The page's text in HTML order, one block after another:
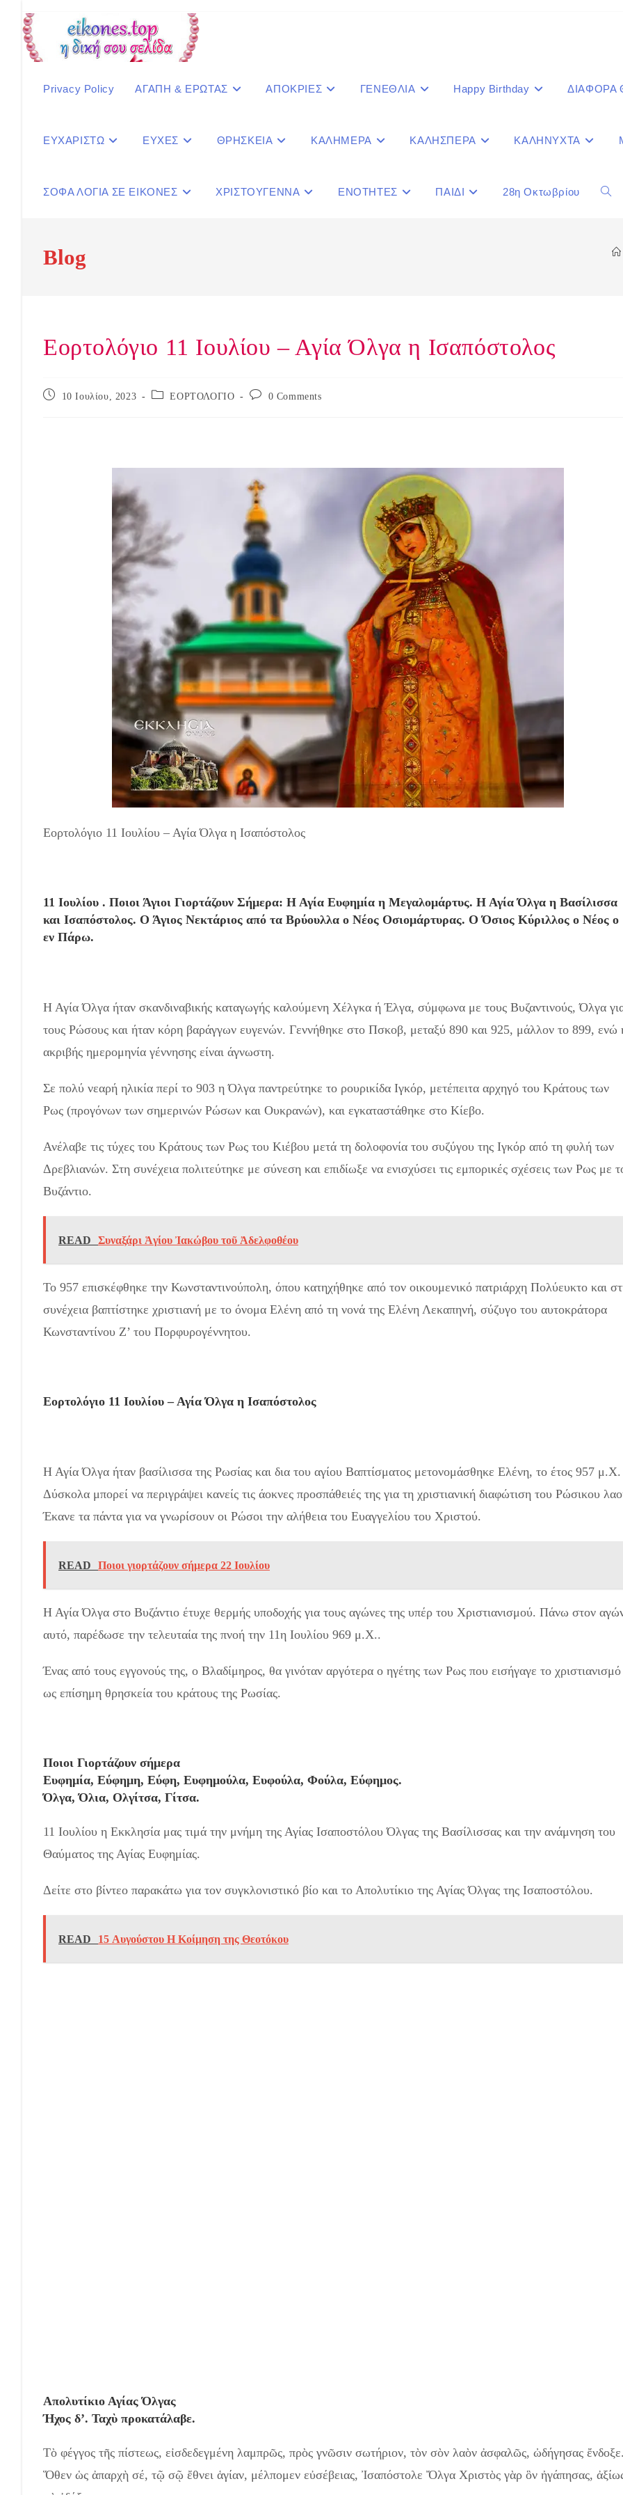
content
Privacy Policy ΑΓΑΠΗ & ΕΡΩΤΑΣ ΑΠΟΚΡΙΕΣ ΓΕΝΕΘΛΙΑ Happy Birthday ΔΙΑΦΟΡΑ
ΕΥΧΑΡΙΣΤΩ ΕΥΧΕΣ ΘΡΗΣΚΕΙΑ ΚΑΛΗΜΕΡΑ ΚΑΛΗΣΠΕΡΑ ΚΑΛΗΝΥΧΤΑ
ΣΟΦΑ ΛΟΓΙΑ ΣΕ ΕΙΚΟΝΕΣ ΧΡΙΣΤΟΥΓΕΝΝΑ ΕΝΟΤΗΤΕΣ ΠΑΙΔΙ 28η Οκτωβρίου
Blog
Εορτολόγιο 11 Ιουλίου – Αγία Όλγα η Ισαπόστολος
Post
10 Ιουλίου, 2023
Post ΕΟΡΤΟΛΟΓΙΟ
Post
0 Comments
Εορτολόγιο 11 Ιουλίου – Αγία Όλγα η Ισαπόστολος
11 Ιουλίου . Ποιοι Άγιοι Γιορτάζουν Σήμερα: Η Αγία Ευφημία η Μεγαλομάρτυς. Η Αγία Όλγα η Βασίλισσα
και Ισαπόστολος. Ο Άγιος Νεκτάριος από τα Βρύουλλα ο Νέος Οσιομάρτυρας. Ο Όσιος Κύριλλος ο Νέος ο
εν Πάρω.
Η Αγία Όλγα ήταν σκανδιναβικής καταγωγής καλούμενη Χέλγκα ή Έλγα, σύμφωνα με τους Βυζαντινούς, Όλγα
τους Ρώσους και ήταν κόρη βαράγγων ευγενών. Γεννήθηκε στο Πσκοβ, μεταξύ 890 και 925, μάλλον το 899, ενώ
ακριβής ημερομηνία γέννησης είναι άγνωστη.
Σε πολύ νεαρή ηλικία περί το 903 η Όλγα παντρεύτηκε το ρουρικίδα Ιγκόρ, μετέπειτα αρχηγό του Κράτους των
Ρως (προγόνων των σημερινών Ρώσων και Ουκρανών), και εγκαταστάθηκε στο Κίεβο.
Ανέλαβε τις τύχες του Κράτους των Ρως του Κιέβου μετά τη δολοφονία του συζύγου της Ιγκόρ από τη φυλή των
Δρεβλιανών. Στη συνέχεια πολιτεύτηκε με σύνεση και επιδίωξε να ενισχύσει τις εμπορικές σχέσεις των Ρως με
Βυζάντιο.
READ Συναξάρι Ἁγίου Ἰακώβου τοῦ Ἀδελφοθέου
Το 957 επισκέφθηκε την Κωνσταντινούπολη, όπου κατηχήθηκε από τον οικουμενικό πατριάρχη Πολύευκτο και
συνέχεια βαπτίστηκε χριστιανή με το όνομα Ελένη από τη νονά της Ελένη Λεκαπηνή, σύζυγο του αυτοκράτορα
Κωνσταντίνου Ζ’ του Πορφυρογέννητου.
Εορτολόγιο 11 Ιουλίου – Αγία Όλγα η Ισαπόστολος
Η Αγία Όλγα ήταν βασίλισσα της Ρωσίας και δια του αγίου Βαπτίσματος μετονομάσθηκε Ελένη, το έτος 957 μ.Χ.
Δύσκολα μπορεί να περιγράψει κανείς τις άοκνες προσπάθειές της για τη χριστιανική διαφώτιση του Ρώσικου
Έκανε τα πάντα για να γνωρίσουν οι Ρώσοι την αλήθεια του Ευαγγελίου του Χριστού.
READ Ποιοι γιορτάζουν σήμερα 22 Ιουλίου
Η Αγία Όλγα στο Βυζάντιο έτυχε θερμής υποδοχής για τους αγώνες της υπέρ του Χριστιανισμού. Πάνω στον
αυτό, παρέδωσε την τελευταία της πνοή την 11η Ιουλίου 969 μ.Χ..
Ένας από τους εγγονούς της, ο Βλαδίμηρος, θα γινόταν αργότερα ο ηγέτης των Ρως που εισήγαγε το χριστιανισμό
ως επίσημη θρησκεία του κράτους της Ρωσίας.
Ποιοι Γιορτάζουν σήμερα
Ευφημία, Εύφημη, Εύφη, Ευφημούλα, Ευφούλα, Φούλα, Εύφημος.
Όλγα, Όλια, Ολγίτσα, Γίτσα.
11 Ιουλίου η Εκκλησία μας τιμά την μνήμη της Αγίας Ισαποστόλου Όλγας της Βασίλισσας και την ανάμνηση του
Θαύματος της Αγίας Ευφημίας.
Δείτε στο βίντεο παρακάτω για τον συγκλονιστικό βίο και το Απολυτίκιο της Αγίας Όλγας της Ισαποστόλου.
READ 15 Αυγούστου Η Κοίμηση της Θεοτόκου
Aπολυτίκιο Αγίας Όλγας
Ήχος δ’. Ταχὺ προκατάλαβε.
Τὸ φέγγος τῆς πίστεως, εἰσδεδεγμένη λαμπρῶς, πρὸς γνῶσιν σωτήριον, τὸν σὸν λαὸν ἀσφαλῶς, ὠδήγησας
Ὅθεν ὡς ἀπαρχὴ σέ, τῷ σῷ ἔθνει ἁγίαν, μέλπομεν εὐσέβειας, Ἰσαπόστολε Ὄλγα Χριστὸς γὰρ ὃν ἠγάπησας,